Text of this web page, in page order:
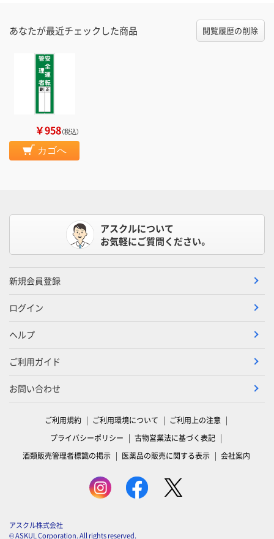
あなたが最近チェックした商品 閲覧履歴の削除
￥958（税込）
カゴへ
アスクルについて
お気軽にご質問ください。
新規会員登録
ログイン
ヘルプ
ご利用ガイド
お問い合わせ
ご利用規約 ご利用環境について
ご利用上の注意
プライバシーポリシー
古物営業法に基づく表記
酒類販売管理者標識の掲示
医薬品の販売に関する表示 会社案内
アスクル株式会社
© ASKUL Corporation. All rights reserved.